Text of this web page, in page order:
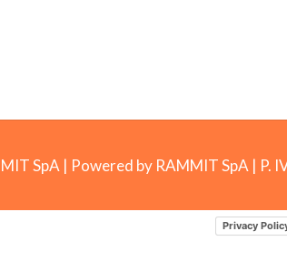
SpA | Powered by RAMMIT SpA | P.
Privacy